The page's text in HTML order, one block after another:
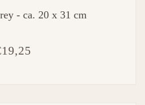
- ca. 20 x 31 cm